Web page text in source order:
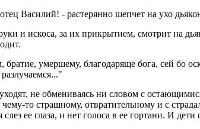
Василий! - растерянно шепчет на ухо
и искоса, за их прикрытием, смотрит на
умершему, благодаряще бога, сей бо
не обмениваясь ни словом с
то страшному, отвратительному и с
ее глаза, и нет голоса в ее гортани. И